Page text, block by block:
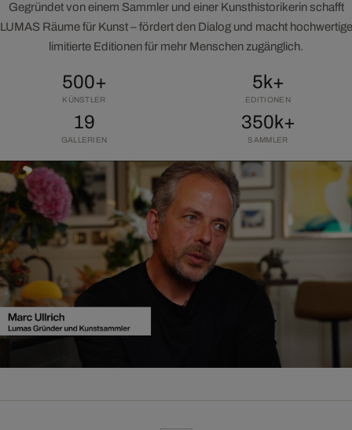
Gegründet von einem Sammler und einer Kunsthistorikerin schafft
LUMAS Räume für Kunst – fördert den Dialog und macht hochwertige
limitierte Editionen für mehr Menschen zugänglich.
500+
KÜNSTLER
5k+
EDITIONEN
19
GALLERIEN
350k+
SAMMLER